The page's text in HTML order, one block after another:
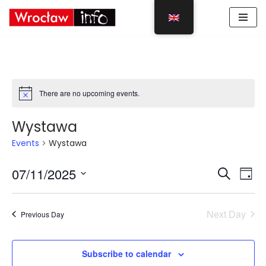
There are no upcoming events.
Wystawa
Events Wystawa
and
Views
Search
Day
07/11/2025
Previous Day Next Day
Subscribe to calendar